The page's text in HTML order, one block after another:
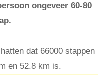
ongeveer 60-80
dat 66000 stappen
en 52.8 km is.